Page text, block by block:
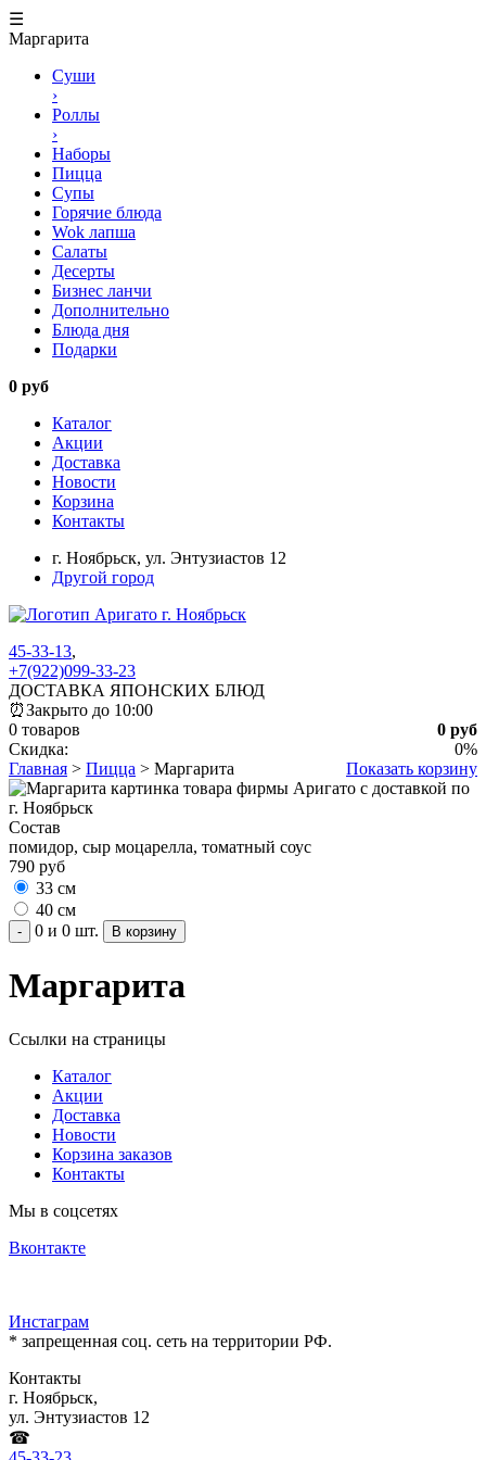
☰
Маргарита
Суши
›
Роллы
›
Наборы
Пицца
Супы
Горячие блюда
Wok лапша
Салаты
Десерты
Бизнес ланчи
Дополнительно
Блюда дня
Подарки
0 руб
Каталог
Акции
Доставка
Новости
Корзина
Контакты
г. Ноябрьск, ул. Энтузиастов 12
Другой город
45-33-13,
+7(922)099-33-23
ДОСТАВКА ЯПОНСКИХ БЛЮД
⏰Закрыто до 10:00
0 руб
0 товаров
Скидка:
0%
Показать корзину
Главная > Пицца > Маргарита
Состав
помидор, сыр моцарелла, томатный соус
790 руб
33 см
40 см
- 0 и 0 шт.
Маргарита
Ссылки на страницы
Каталог
Акции
Доставка
Новости
Корзина заказов
Контакты
Мы в соцсетях
Вконтакте
Инстаграм
* запрещенная соц. сеть на территории РФ.
Контакты
г. Ноябрьск,
ул. Энтузиастов 12
☎